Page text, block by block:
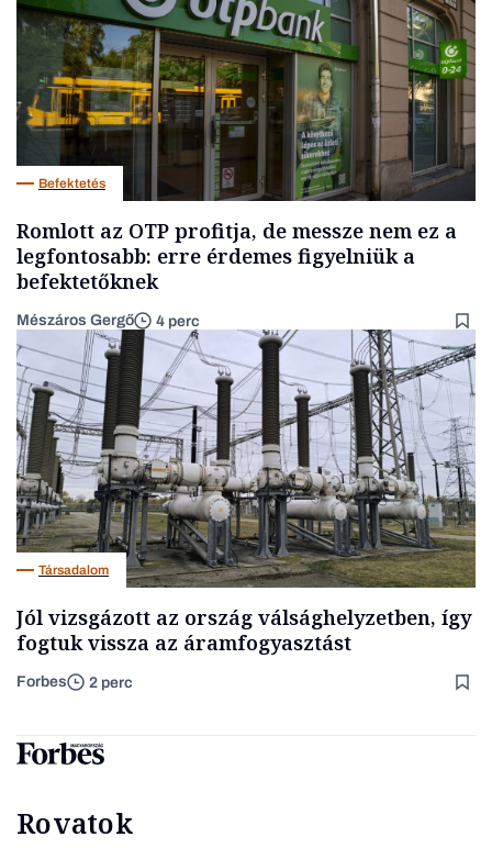
Befektetés
Romlott az OTP profitja, de messze nem ez a
legfontosabb: erre érdemes figyelniük a
befektetőknek
Mészáros Gergő 4 perc
Társadalom
Jól vizsgázott az ország válsághelyzetben, így
fogtuk vissza az áramfogyasztást
Forbes 2 perc
Rovatok